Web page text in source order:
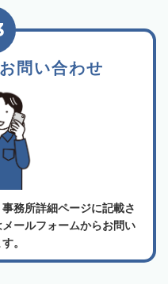
問い合わせ
務所詳細ページに記載さ
ールフォームからお問い
。